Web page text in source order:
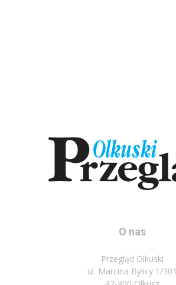
O nas
Przegląd Olkuski
ul. Marcina Bylicy 1/301